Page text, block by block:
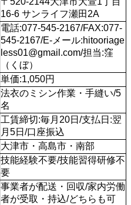
16-6 サンライフ瀬田2A
電話:077-545-2167/FAX:077-
545-2167/E-メール:hitooriage
less01@gmail.com/担当:窪
（くぼ）
単価:1,050円
法衣のミシン作業・手縫い/5
名
工賃締切:毎月20日/支払日:翌
月5日/口座振込
大津市・高島市・南部
技能経験不要/技能習得研修不
要
事業者が配送・回収/家内労働
者が受取・持込/どちらも可